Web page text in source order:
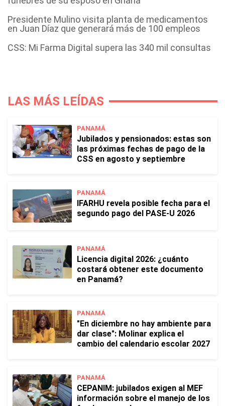
Presidente Mulino visita planta de medicamentos
en Juan Díaz que generará más de 100 empleos
CSS: Mi Farma Digital supera las 340 mil consultas
LAS MÁS LEÍDAS
PANAMÁ
Jubilados y pensionados: estas son
las próximas fechas de pago de la
CSS en agosto y septiembre
PANAMÁ
IFARHU revela posible fecha para el
segundo pago del PASE-U 2026
PANAMÁ
Licencia digital 2026: ¿cuánto
costará obtener este documento
en Panamá?
PANAMÁ
"En diciembre no hay ambiente para
dar clase": Molinar explica el
cambio del calendario escolar 2027
PANAMÁ
CEPANIM: jubilados exigen al MEF
información sobre el manejo de los